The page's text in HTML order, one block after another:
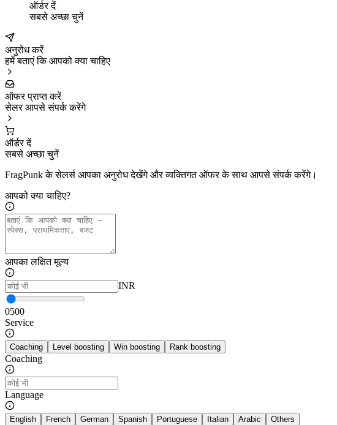
ऑर्डर दें
सबसे अच्छा चुनें
अनुरोध करें
हमें बताएं कि आपको क्या चाहिए
ऑफर प्राप्त करें
सेलर आपसे संपर्क करेंगे
ऑर्डर दें
सबसे अच्छा चुनें
FragPunk के सेलर्स आपका अनुरोध देखेंगे और व्यक्तिगत ऑफर के साथ आपसे संपर्क करेंगे।
आपको क्या चाहिए?
आपका लक्षित मूल्य
INR
0500
Service
Coaching Level boosting Win boosting Rank boosting
Coaching
Language
English French German Spanish Portuguese Italian Arabic Others